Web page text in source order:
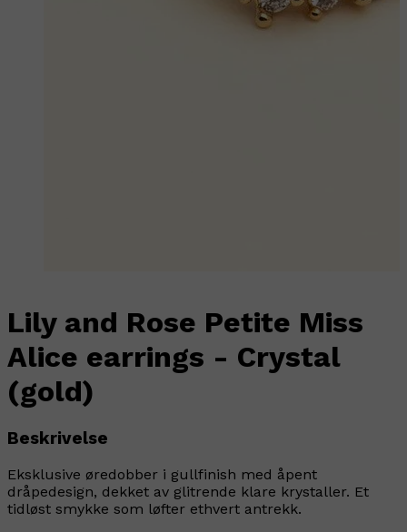
Lily and Rose Petite Miss
Alice earrings - Crystal
(gold)
Beskrivelse
Eksklusive øredobber i gullfinish med åpent
dråpedesign, dekket av glitrende klare krystaller. Et
tidløst smykke som løfter ethvert antrekk.